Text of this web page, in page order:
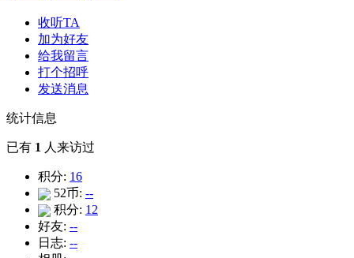
收听TA
加为好友
给我留言
打个招呼
发送消息
统计信息
已有 1 人来访过
积分: 16
52币: --
积分: 12
好友: --
日志: --